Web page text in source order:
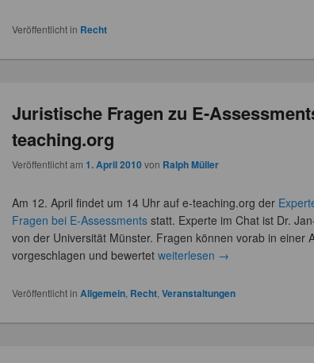
Veröffentlicht in Recht
Juristische Fragen zu E-
teaching.org
Veröffentlicht am1. April 2010 von Ralph Müller
Am 12. April findet um 14 Uhr auf e-teaching.org der
Fragen bei E-Assessments statt. Experte im Chat ist Dr.
von der Universität Münster. Fragen können vorab in einer
vorgeschlagen und bewertetweiterlesen →
Veröffentlicht in Allgemein Recht ,Veranstaltungen